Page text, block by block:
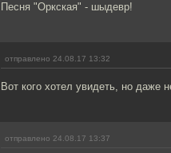
Песня "Оркская" - шыдевр!
отправлено 24.08.17 13:32
Вот кого хотел увидеть, но даже
отправлено 24.08.17 13:37